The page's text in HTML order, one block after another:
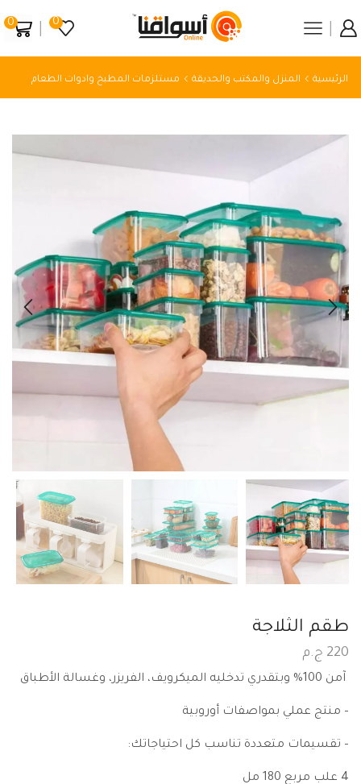
0
0
الرئيسية المنزل والمكتب والحديقة مستلزمات المطبخ وادوات الطعام
طقم الثلاجة
220 ج.م
آمن 100% وبتقدري تدخليه الميكرويف، الفريزر، وغسالة الأطباق
– منتج عملي بمواصفات أوروبية
– تقسيمات متعددة تناسب كل احتياجاتك:
4 علب مربع 180 مل